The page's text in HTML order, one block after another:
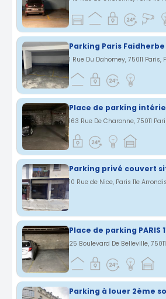
Parking Paris Faidherbe
1 Rue Du Dahomey, 75011 Paris,
163 Rue De Charonne, 75011
25 Boulevard De Belleville, 75011